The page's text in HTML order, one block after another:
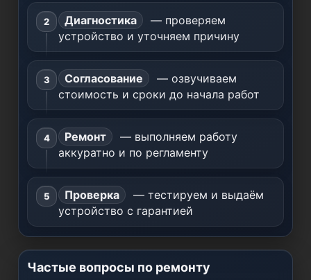
Диагностика
— проверяем
устройство и уточняем причину
Согласование
— озвучиваем
стоимость и сроки до начала работ
Ремонт
— выполняем работу
аккуратно и по регламенту
Проверка
— тестируем и выдаём
устройство с гарантией
Частые вопросы по ремонту